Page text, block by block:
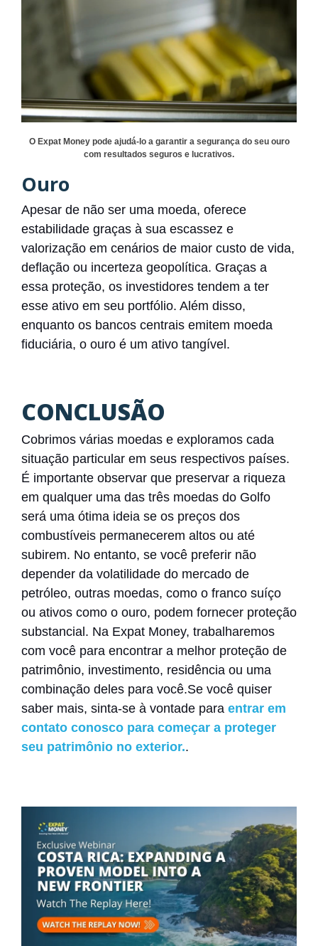
O Expat Money pode ajudá-lo a garantir a segurança do seu ouro
com resultados seguros e lucrativos.
Ouro
Apesar de não ser uma moeda, oferece
estabilidade graças à sua escassez e
valorização em cenários de maior custo de vida,
deflação ou incerteza geopolítica. Graças a
essa proteção, os investidores tendem a ter
esse ativo em seu portfólio. Além disso,
enquanto os bancos centrais emitem moeda
fiduciária, o ouro é um ativo tangível.
CONCLUSÃO
Cobrimos várias moedas e exploramos cada
situação particular em seus respectivos países.
É importante observar que preservar a riqueza
em qualquer uma das três moedas do Golfo
será uma ótima ideia se os preços dos
combustíveis permanecerem altos ou até
subirem. No entanto, se você preferir não
depender da volatilidade do mercado de
petróleo, outras moedas, como o franco suíço
ou ativos como o ouro, podem fornecer proteção
substancial. Na Expat Money, trabalharemos
com você para encontrar a melhor proteção de
patrimônio, investimento, residência ou uma
combinação deles para você.Se você quiser
saber mais, sinta-se à vontade para entrar em
contato conosco para começar a proteger
seu patrimônio no exterior..